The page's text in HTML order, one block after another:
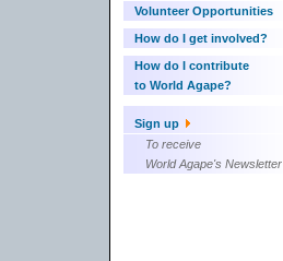
Volunteer Opportunities
How do I get involved?
How do I contribute
to World Agape?
Sign up
To receive
World Agape's Newsletter